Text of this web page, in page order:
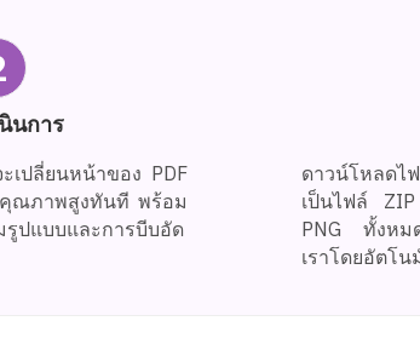
นการ
ะเปลี่ยนหน้าของ PDF
ณภาพสูงทันที พร้อม
รูปแบบและการบีบอัด
ดาวน์โหลด
เป็นไฟล์
PNG ทั้งหมด
เราโดยอัตโ